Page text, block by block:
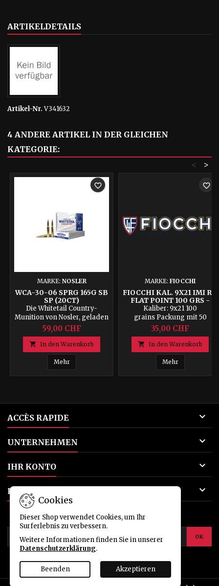
ARTIKELDETAILS
Artikel-Nr. V341632
4 ANDERE ARTIKEL IN DER GLEICHEN
KATEGORIE:
>
<
MARKE: NOSLER
WCA-30-06 SPRG 165G SB
SP (20CT)
Die Whitetail Country-
Munition von Nosler, geladen
mit dem legendären Solid
Base-Geschoss, ist das
Ergebnis jahrzehntelanger
Erfahrung in der Jagd und
wurde speziell für die
Hirschjagd entwickelt. Das
Solid Base-Geschoss, das für
verfügt über eine konische
Hülse der fünften
Generation und eine solide,
59,00 CHF
 In den Warenkorb
MehrWCA-30-06 Sprg 165g SB SP (20ct)
favorite_border
MARKE: FIOCCHI
FIOCCHI KAL. 9X21 IMI RH
FLAT POINT 100 GRS -
BOX MIT 50 PATRONEN
Kaliber: 9x21 100
grains Packung mit 50
Patronen
35,00 CHF
 In den Warenkorb
MehrFiocchi Kal.
favorite_border
ACCÈS RAPIDE 
UNTERNEHMEN 
IHR KONTO 
KONTAKT 
Cookies
Dieser Shop verwendet Cookies, um Ihr
Surferlebnis zu verbessern.
Weitere Informationen finden Sie in unserer
Datenschutzerklärung.
Beenden Akzeptieren
NEWSLETTER
FacebookTwitterYouTubePinterestInstagram